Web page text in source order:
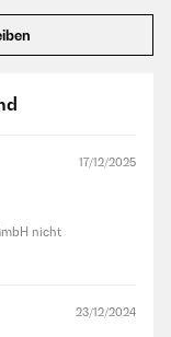
17/12/2025
nicht
23/12/2024